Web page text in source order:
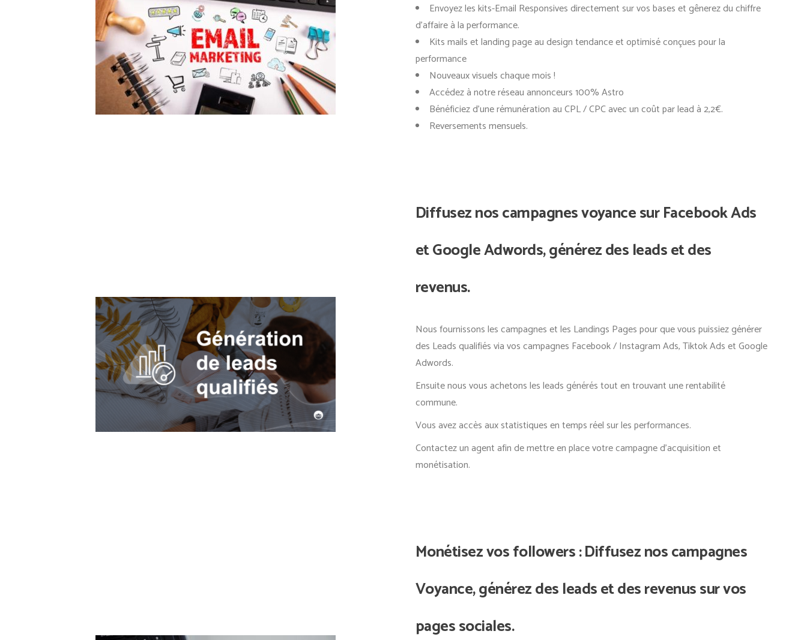
Envoyez les kits-Email Responsives directement sur vos bases et gênerez du chiffre
d’affaire à la performance.
Kits mails et landing page au design tendance et optimisé conçues pour la
performance
Nouveaux visuels chaque mois !
Accédez à notre réseau annonceurs 100% Astro
Bénéficiez d’une rémunération au CPL / CPC avec un coût par lead à 2,2€.
Reversements mensuels.
Diffusez nos campagnes voyance sur Facebook Ads
et Google Adwords, générez des leads et des
revenus.
Nous fournissons les campagnes et les Landings Pages pour que vous puissiez générer
des Leads qualifiés via vos campagnes Facebook / Instagram Ads, Tiktok Ads et Google
Adwords.
Ensuite nous vous achetons les leads générés tout en trouvant une rentabilité
commune.
Vous avez accès aux statistiques en temps réel sur les performances.
Contactez un agent afin de mettre en place votre campagne d’acquisition et
monétisation.
Monétisez vos followers : Diffusez nos campagnes
Voyance, générez des leads et des revenus sur vos
pages sociales.